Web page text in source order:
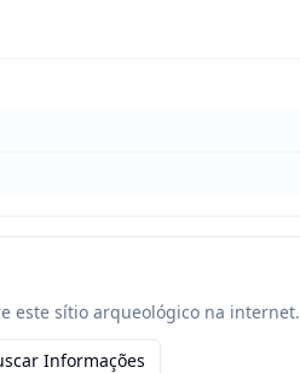
este sítio arqueológico na internet.
Informações